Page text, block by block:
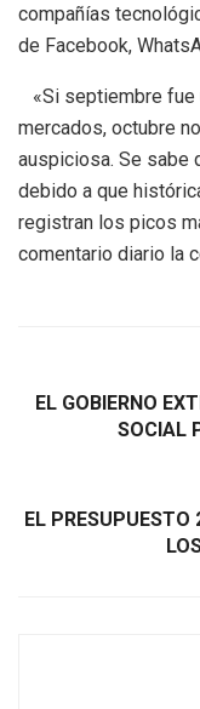
compañías
de Facebook,
«Si septiembre fue
mercados, octubre
auspiciosa. Se sabe
debido a que
registran los picos
comentario diario la
EL GOBIERNO
SOCIAL
EL PRESUPUESTO